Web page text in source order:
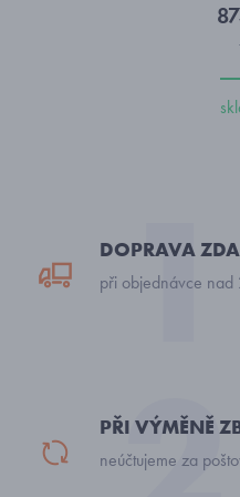
DOPRAVA
při objednávce
PŘI VÝMĚNĚ
neúčtujeme za